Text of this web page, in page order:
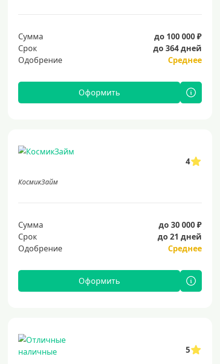
Сумма
до 100 000 ₽
Срок
до 364 дней
Одобрение
Среднее
Оформить
4
КосмикЗайм
Сумма
до 30 000 ₽
Срок
до 21 дней
Одобрение
Среднее
Оформить
5